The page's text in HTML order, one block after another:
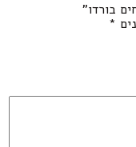
בורדו”
*